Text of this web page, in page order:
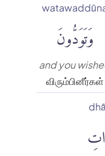
وَتَوَدُّونَ
and you
விரும்பினீர்கள்